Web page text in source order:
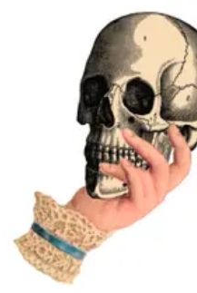
anniversaire
Shakespeare,
s’associent au
vocal anglais
ils nous
on the Fairies,
of
rarement jouée